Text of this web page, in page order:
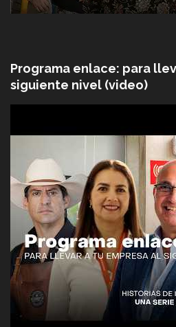
Programa enlace: para
siguiente nivel (video)